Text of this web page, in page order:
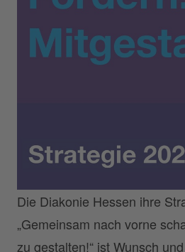
Die Diakonie Hessen ihre
„Gemeinsam nach vorne
zu gestalten!“ ist Wunsch